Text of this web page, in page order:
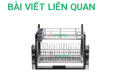
BÀI VIẾT LIÊN QUAN